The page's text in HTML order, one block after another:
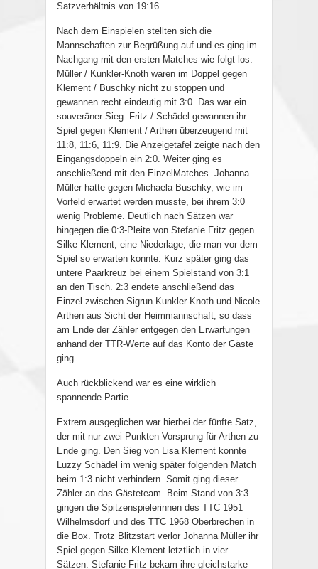
Satzverhältnis von 19:16.
Nach dem Einspielen stellten sich die
Mannschaften zur Begrüßung auf und es ging im
Nachgang mit den ersten Matches wie folgt los:
Müller / Kunkler-Knoth waren im Doppel gegen
Klement / Buschky nicht zu stoppen und
gewannen recht eindeutig mit 3:0. Das war ein
souveräner Sieg. Fritz / Schädel gewannen ihr
Spiel gegen Klement / Arthen überzeugend mit
11:8, 11:6, 11:9. Die Anzeigetafel zeigte nach den
Eingangsdoppeln ein 2:0. Weiter ging es
anschließend mit den EinzelMatches. Johanna
Müller hatte gegen Michaela Buschky, wie im
Vorfeld erwartet werden musste, bei ihrem 3:0
wenig Probleme. Deutlich nach Sätzen war
hingegen die 0:3-Pleite von Stefanie Fritz gegen
Silke Klement, eine Niederlage, die man vor dem
Spiel so erwarten konnte. Kurz später ging das
untere Paarkreuz bei einem Spielstand von 3:1
an den Tisch. 2:3 endete anschließend das
Einzel zwischen Sigrun Kunkler-Knoth und Nicole
Arthen aus Sicht der Heimmannschaft, so dass
am Ende der Zähler entgegen den Erwartungen
anhand der TTR-Werte auf das Konto der Gäste
ging.
Auch rückblickend war es eine wirklich
spannende Partie.
Extrem ausgeglichen war hierbei der fünfte Satz,
der mit nur zwei Punkten Vorsprung für Arthen zu
Ende ging. Den Sieg von Lisa Klement konnte
Luzzy Schädel im wenig später folgenden Match
beim 1:3 nicht verhindern. Somit ging dieser
Zähler an das Gästeteam. Beim Stand von 3:3
gingen die Spitzenspielerinnen des TTC 1951
Wilhelmsdorf und des TTC 1968 Oberbrechen in
die Box. Trotz Blitzstart verlor Johanna Müller ihr
Spiel gegen Silke Klement letztlich in vier
Sätzen. Stefanie Fritz bekam ihre gleichstarke